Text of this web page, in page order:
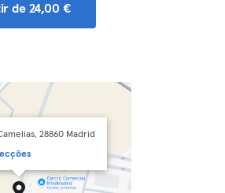
de 24,00 €
28860 Madrid